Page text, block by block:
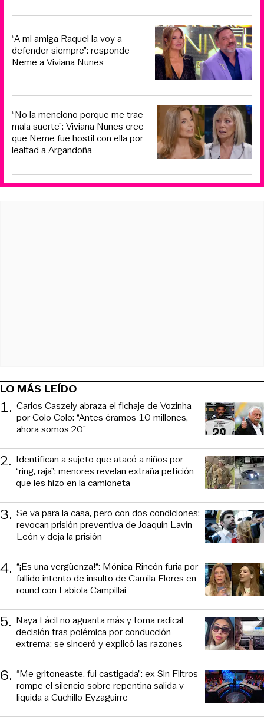
“A mi amiga Raquel la voy a
defender siempre”: responde
Neme a Viviana Nunes
“No la menciono porque me trae
mala suerte”: Viviana Nunes cree
que Neme fue hostil con ella por
lealtad a Argandoña
LO MÁS LEÍDO
1. Carlos Caszely abraza el fichaje de Vozinha
por Colo Colo: “Antes éramos 10 millones,
ahora somos 20”
2. Identifican a sujeto que atacó a niños por
“ring, raja”: menores revelan extraña petición
que les hizo en la camioneta
3. Se va para la casa, pero con dos condiciones:
revocan prisión preventiva de Joaquín Lavín
León y deja la prisión
4. “¡Es una vergüenza!“: Mónica Rincón furia por
fallido intento de insulto de Camila Flores en
round con Fabiola Campillai
5. Naya Fácil no aguanta más y toma radical
decisión tras polémica por conducción
extrema: se sinceró y explicó las razones
6. “Me gritoneaste, fui castigada”: ex Sin Filtros
rompe el silencio sobre repentina salida y
liquida a Cuchillo Eyzaguirre